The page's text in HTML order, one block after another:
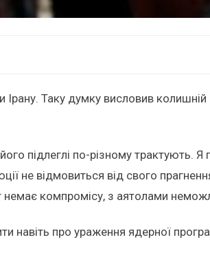
Ірану. Таку думку висловив
підлеглі по-різному трактують.
не відмовиться від свого
немає компромісу, з аятолами
про ураження ядерної